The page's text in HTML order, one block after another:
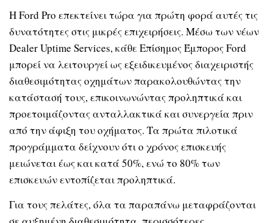
Η Ford Pro επεκτείνει τώρα για πρώτη φορά αυτές τις
δυνατότητες στις μικρές επιχειρήσεις. Μέσω των νέων
Dealer Uptime Services, κάθε Επίσημος Έμπορος Ford
μπορεί να λειτουργεί ως εξειδικευμένος διαχειριστής
διαθεσιμότητας οχημάτων παρακολουθώντας την
κατάστασή τους, επικοινωνώντας προληπτικά και
προετοιμάζοντας ανταλλακτικά και συνεργεία πριν
από την άφιξη του οχήματος. Τα πρώτα πιλοτικά
προγράμματα δείχνουν ότι ο χρόνος επισκευής
μειώνεται έως και κατά 50%, ενώ το 80% των
επισκευών εντοπίζεται προληπτικά.
Για τους πελάτες, όλα τα παραπάνω μεταφράζονται